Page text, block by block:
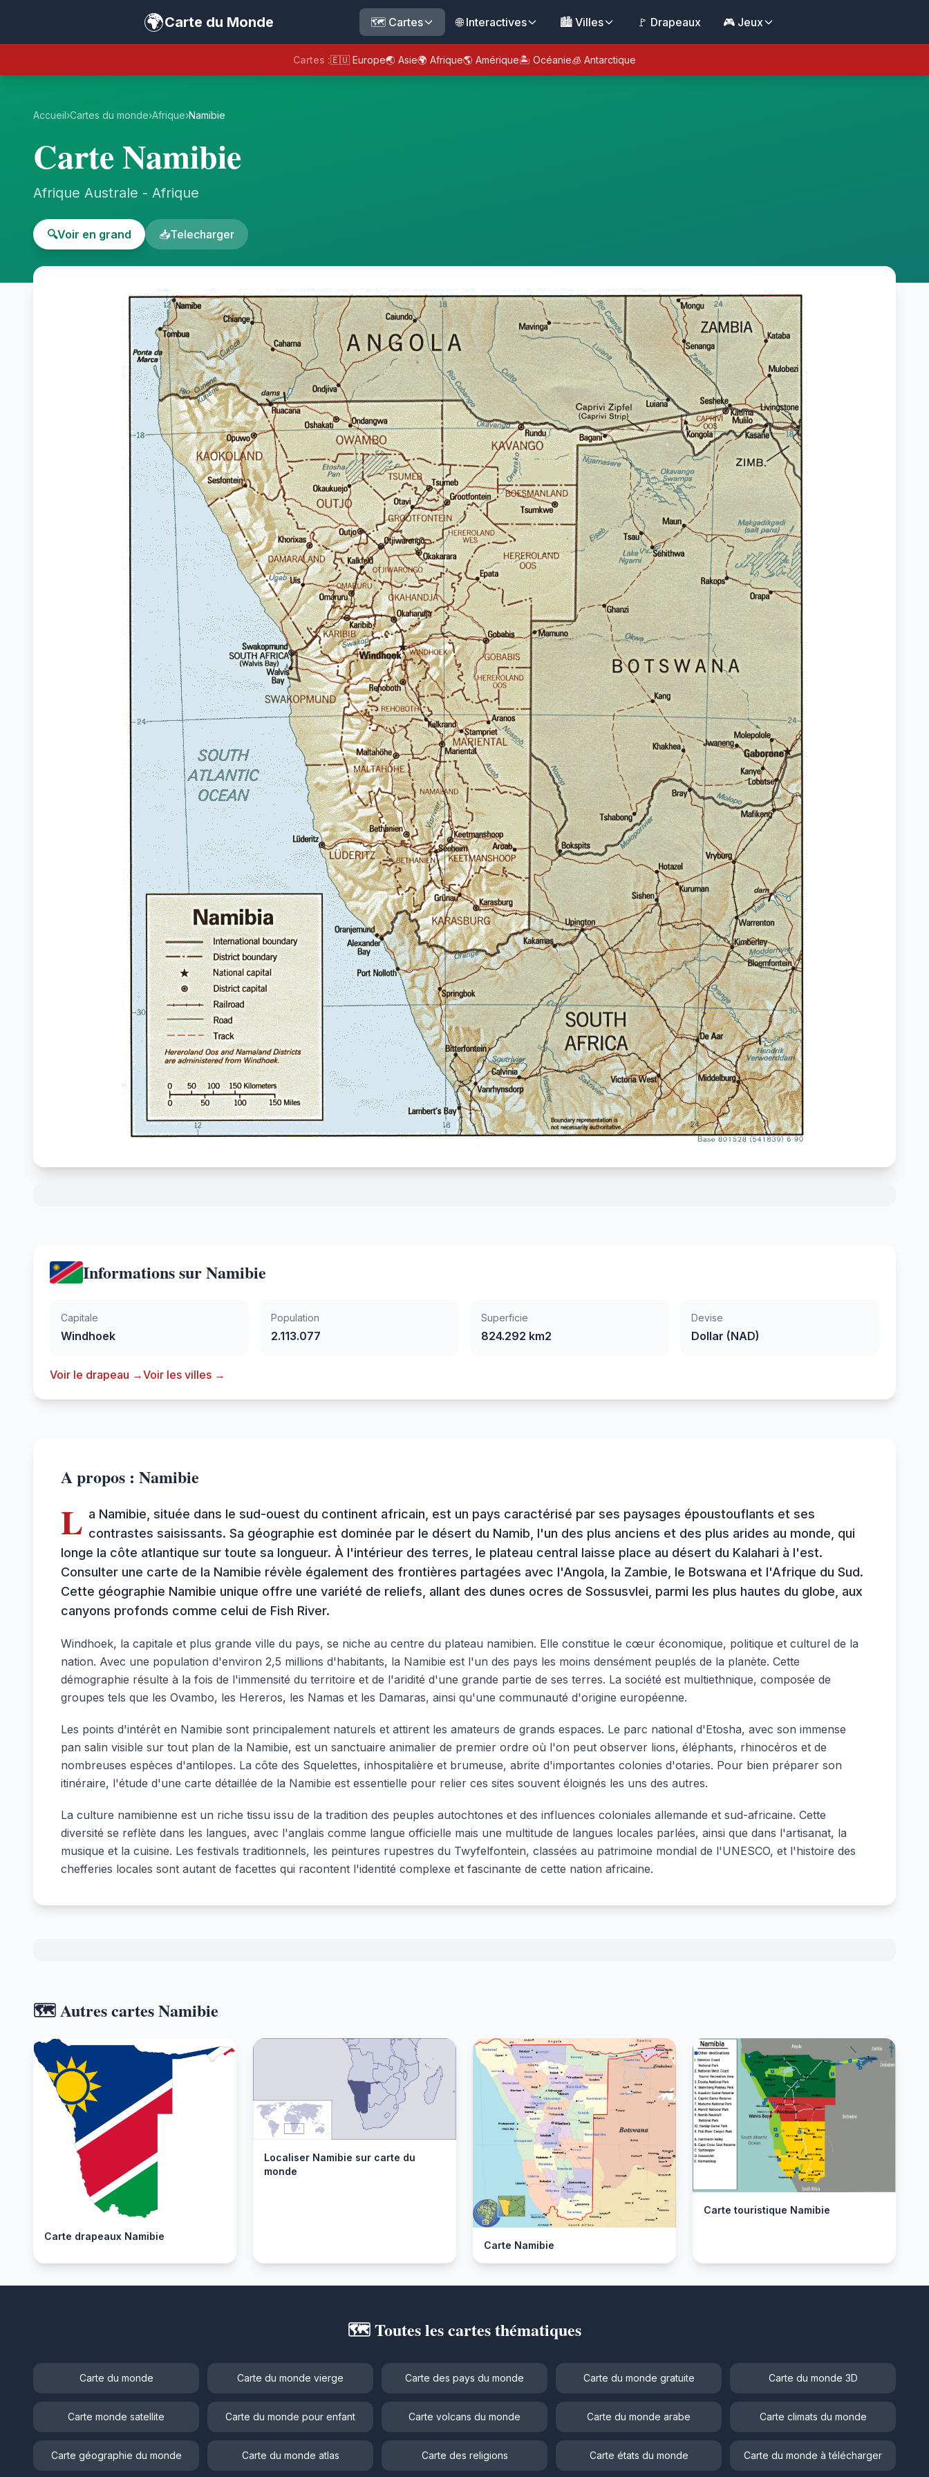
🌍Carte du Monde 🗺️ Cartes 🌐 Interactives 🏙️ Villes 🚩 Drapeaux 🎮 Jeux
Cartes :🇪🇺 Europe🌏 Asie🌍 Afrique🌎 Amérique🏝️ Océanie🧊 Antarctique
Accueil›Cartes du monde›Afrique›Namibie
Carte Namibie
Afrique Australe - Afrique
🔍Voir en grand 📥Telecharger
Informations sur Namibie
Capitale
Windhoek
Population
2.113.077
Superficie
824.292 km2
Devise
Dollar (NAD)
Voir le drapeau →Voir les villes →
A propos : Namibie
L a Namibie, située dans le sud-ouest du continent africain, est un pays caractérisé par ses paysages époustouflants et ses
contrastes saisissants. Sa géographie est dominée par le désert du Namib, l'un des plus anciens et des plus arides au monde, qui
longe la côte atlantique sur toute sa longueur. À l'intérieur des terres, le plateau central laisse place au désert du Kalahari à l'est.
Consulter une carte de la Namibie révèle également des frontières partagées avec l'Angola, la Zambie, le Botswana et l'Afrique du Sud.
Cette géographie Namibie unique offre une variété de reliefs, allant des dunes ocres de Sossusvlei, parmi les plus hautes du globe, aux
canyons profonds comme celui de Fish River.
Windhoek, la capitale et plus grande ville du pays, se niche au centre du plateau namibien. Elle constitue le cœur économique, politique et culturel de la
nation. Avec une population d'environ 2,5 millions d'habitants, la Namibie est l'un des pays les moins densément peuplés de la planète. Cette
démographie résulte à la fois de l'immensité du territoire et de l'aridité d'une grande partie de ses terres. La société est multiethnique, composée de
groupes tels que les Ovambo, les Hereros, les Namas et les Damaras, ainsi qu'une communauté d'origine européenne.
Les points d'intérêt en Namibie sont principalement naturels et attirent les amateurs de grands espaces. Le parc national d'Etosha, avec son immense
pan salin visible sur tout plan de la Namibie, est un sanctuaire animalier de premier ordre où l'on peut observer lions, éléphants, rhinocéros et de
nombreuses espèces d'antilopes. La côte des Squelettes, inhospitalière et brumeuse, abrite d'importantes colonies d'otaries. Pour bien préparer son
itinéraire, l'étude d'une carte détaillée de la Namibie est essentielle pour relier ces sites souvent éloignés les uns des autres.
La culture namibienne est un riche tissu issu de la tradition des peuples autochtones et des influences coloniales allemande et sud-africaine. Cette
diversité se reflète dans les langues, avec l'anglais comme langue officielle mais une multitude de langues locales parlées, ainsi que dans l'artisanat, la
musique et la cuisine. Les festivals traditionnels, les peintures rupestres du Twyfelfontein, classées au patrimoine mondial de l'UNESCO, et l'histoire des
chefferies locales sont autant de facettes qui racontent l'identité complexe et fascinante de cette nation africaine.
🗺️ Autres cartes Namibie
Carte drapeaux Namibie
Localiser Namibie sur carte du
monde
Carte Namibie
Carte touristique Namibie
🗺️ Toutes les cartes thématiques
Carte du monde Carte du monde vierge Carte des pays du monde Carte du monde gratuite Carte du monde 3D
Carte monde satellite Carte du monde pour enfant Carte volcans du monde Carte du monde arabe Carte climats du monde
Carte géographie du monde Carte du monde atlas Carte des religions Carte états du monde Carte du monde à télécharger